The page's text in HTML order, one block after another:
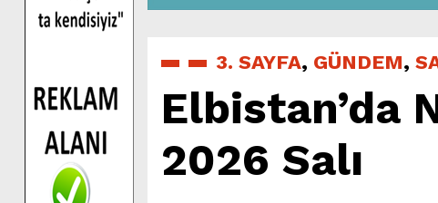
3. SAYFA, GÜNDEM,
Elbistan’da
2026 Salı